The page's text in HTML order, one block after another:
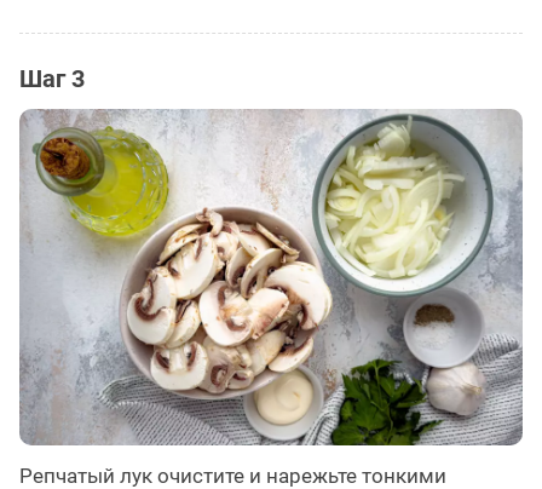
Шаг 3
Репчатый лук очистите и нарежьте тонкими